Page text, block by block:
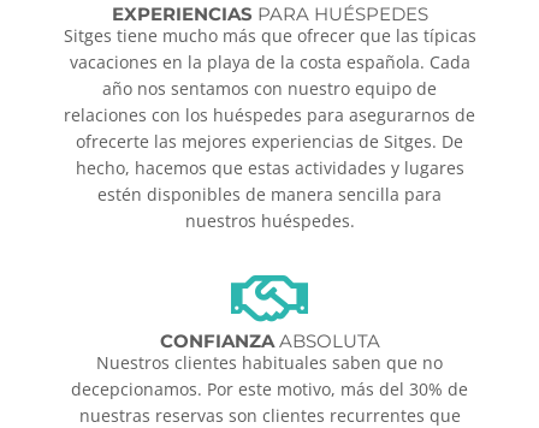
EXPERIENCIAS PARA HUÉSPEDES
Sitges tiene mucho más que ofrecer que las típicas
vacaciones en la playa de la costa española. Cada
año nos sentamos con nuestro equipo de
relaciones con los huéspedes para asegurarnos de
ofrecerte las mejores experiencias de Sitges. De
hecho, hacemos que estas actividades y lugares
estén disponibles de manera sencilla para
nuestros huéspedes.
CONFIANZAABSOLUTA
Nuestros clientes habituales saben que no
decepcionamos. Por este motivo, más del 30% de
nuestras reservas son clientes recurrentes que